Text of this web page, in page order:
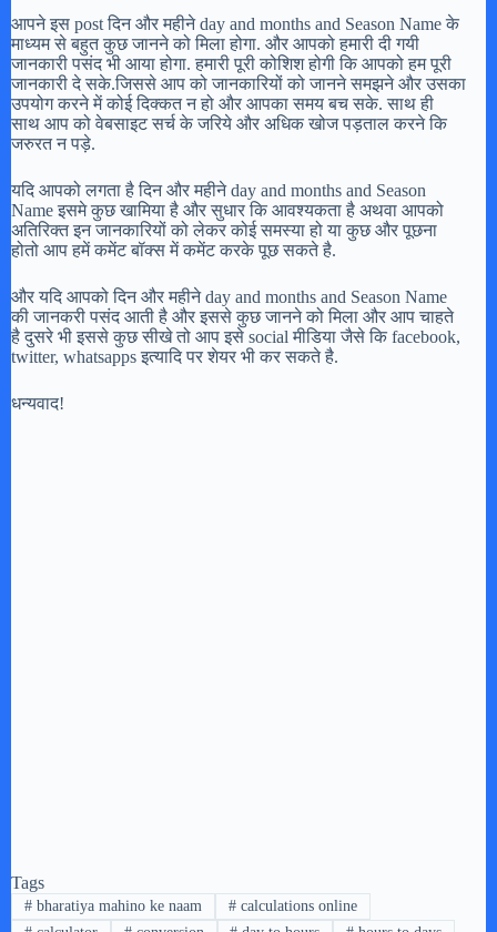
आपने इस post दिन और महीने day and months and Season Name के
माध्यम से बहुत कुछ जानने को मिला होगा. और आपको हमारी दी गयी
जानकारी पसंद भी आया होगा. हमारी पूरी कोशिश होगी कि आपको हम पूरी
जानकारी दे सके.जिससे आप को जानकारियों को जानने समझने और उसका
उपयोग करने में कोई दिक्कत न हो और आपका समय बच सके. साथ ही
साथ आप को वेबसाइट सर्च के जरिये और अधिक खोज पड़ताल करने कि
जरुरत न पड़े.
यदि आपको लगता है दिन और महीने day and months and Season
Name इसमे कुछ खामिया है और सुधार कि आवश्यकता है अथवा आपको
अतिरिक्त इन जानकारियों को लेकर कोई समस्या हो या कुछ और पूछना
होतो आप हमें कमेंट बॉक्स में कमेंट करके पूछ सकते है.
और यदि आपको दिन और महीने day and months and Season Name
की जानकरी पसंद आती है और इससे कुछ जानने को मिला और आप चाहते
है दुसरे भी इससे कुछ सीखे तो आप इसे social मीडिया जैसे कि facebook,
twitter, whatsapps इत्यादि पर शेयर भी कर सकते है.
धन्यवाद!
Tags
#bharatiya mahino ke naam #calculations online